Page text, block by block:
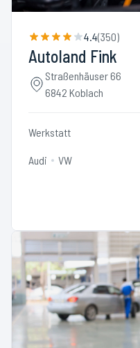
4.4(350)
Autoland Fink
Straßenhäuser 66
6842 Koblach
Werkstatt
Audi VW